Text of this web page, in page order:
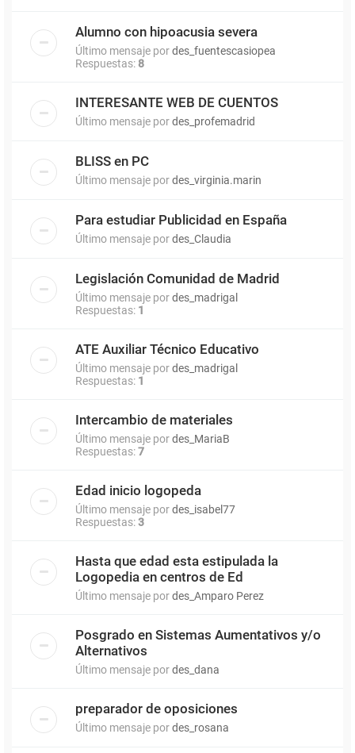
Alumno con hipoacusia severa
Último mensaje pordes_fuentescasiopea
Respuestas: 8
INTERESANTE WEB DE CUENTOS
Último mensaje pordes_profemadrid
BLISS en PC
Último mensaje pordes_virginia.marin
Para estudiar Publicidad en España
Último mensaje pordes_Claudia
Legislación Comunidad de Madrid
Último mensaje pordes_madrigal
Respuestas: 1
ATE Auxiliar Técnico Educativo
Último mensaje pordes_madrigal
Respuestas: 1
Intercambio de materiales
Último mensaje pordes_MariaB
Respuestas:7
Edad inicio logopeda
Último mensaje pordes_isabel77
Respuestas:3
Hasta que edad esta estipulada la
Logopedia en centros de Ed
Último mensaje pordes_Amparo Perez
Posgrado en Sistemas Aumentativos y/o
Alternativos
Último mensaje pordes_dana
preparador de oposiciones
Último mensaje pordes_rosana